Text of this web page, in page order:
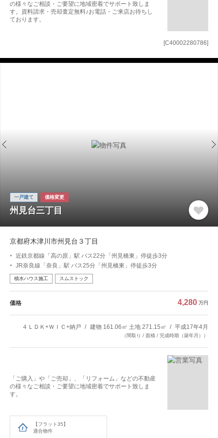
[C40002280786]
の様々なご相談・ご要望に地域密着でサポート致しま
す。資料請求・売却査定無料♪お電話・ご来店お待ちし
ております。
【フラット35】
適合物件
一戸建て 価格変更
州見台三丁目
京都府木津川市州見台３丁目
近鉄京都線「高の原」駅 バス22分「州見橋東」停徒歩3分
JR奈良線「奈良」駅 バス25分「州見橋東」停徒歩3分
積水ハウス施工 スムストック
価格 4,280 万円
４ＬＤＫ+ＷＩＣ+納戸 建物 161.06㎡ 土地 271.15㎡ 平成17年4月
（間取り / 面積 / 完成時期（築年月））
「ご購入」や「ご売却」、「リフォーム」などの不動産
の様々なご相談・ご要望に地域密着でサポート致しま
す。